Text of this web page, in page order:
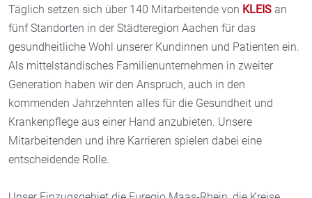
Täglich setzen sich über 140 Mitarbeitende von KLEIS an
fünf Standorten in der Städteregion Aachen für das
gesundheitliche Wohl unserer Kundinnen und Patienten ein.
Als mittelständisches Familienunternehmen in zweiter
Generation haben wir den Anspruch, auch in den
kommenden Jahrzehnten alles für die Gesundheit und
Krankenpflege aus einer Hand anzubieten. Unsere
Mitarbeitenden und ihre Karrieren spielen dabei eine
entscheidende Rolle.